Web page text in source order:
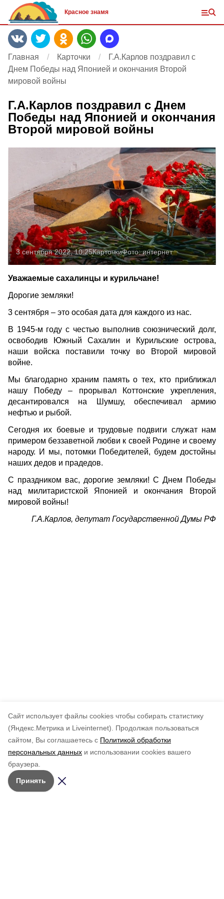
Cайт использует файлы cookies чтобы собирать статистику
(Яндекс.Метрика и Liveinternet).
Продолжая пользоваться
сайтом, Вы соглашаетесь с Политикой обработки
персональных данных и использовании cookies вашего
браузера.
Принять
Красное знамя
Главная Карточки
Г.А.Карлов поздравил с
Днем Победы над Японией и окончания Второй
мировой войны
Г.А.Карлов поздравил с Днем
Победы над Японией и окончания
Второй мировой войны
3 сентября 2022, 10:25КарточкиФото:интернет
Уважаемые сахалинцы и курильчане!
Дорогие земляки!
3 сентября – это особая дата для каждого из нас.
В 1945-м году с честью выполнив союзнический долг,
освободив Южный Сахалин и Курильские острова,
наши войска поставили точку во Второй мировой
войне.
Мы благодарно храним память о тех, кто приближал
нашу Победу – прорывал Коттонские укрепления,
десантировался на Шумшу, обеспечивал армию
нефтью и рыбой.
Сегодня их боевые и трудовые подвиги служат нам
примером беззаветной любви к своей Родине и своему
народу. И мы, потомки Победителей, будем достойны
наших дедов и прадедов.
С праздником вас, дорогие земляки! С Днем Победы
над милитаристской Японией и окончания Второй
мировой войны!
Г.А.Карлов, депутат Государственной Думы РФ